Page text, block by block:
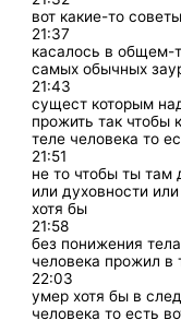
вот какие-то
21:37
касалось в общем-
самых обычных
21:43
сущест которым
прожить так чтобы
теле человека то
21:51
не то чтобы ты там
или духовности
хотя бы
21:58
без понижения
человека прожил в
22:03
умер хотя бы в
человека то есть